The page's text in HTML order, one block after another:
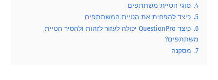
4. סוגי הטיית משתתפים
5. כיצד להפחית את הטיית המשתתפים
6.
כיצד QuestionPro יכולה לעזור לזהות ולהסיר הטיית
משתתפים?
7. מסקנה